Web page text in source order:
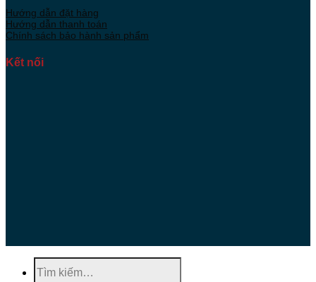
Hướng dẫn đặt hàng
Hướng dẫn thanh toán
Chính sách bảo hành sản phẩm
Kết nối
Tìm
kiếm: